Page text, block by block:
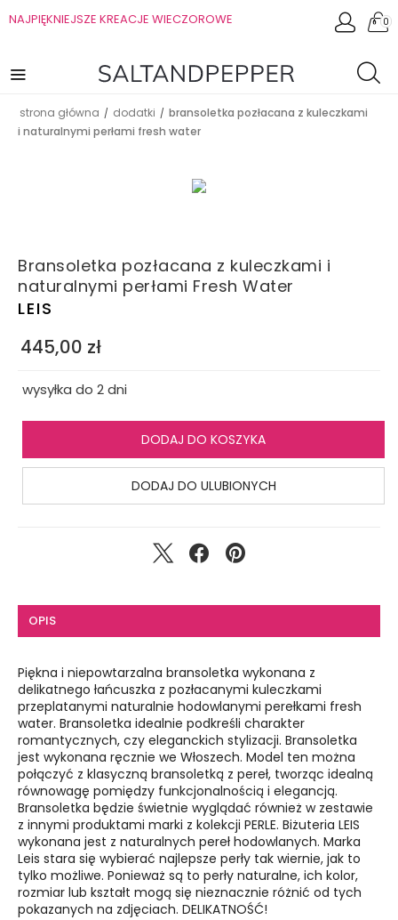
NAJPIĘKNIEJSZE KREACJE WIECZOROWE 0
strona główna / dodatki / bransoletka pozłacana z kuleczkami
i naturalnymi perłami fresh water
Bransoletka pozłacana z kuleczkami i
naturalnymi perłami Fresh Water
LEIS
445,00 zł
wysyłka do 2 dni
DODAJ DO KOSZYKA
DODAJ DO ULUBIONYCH
OPIS
Piękna i niepowtarzalna bransoletka wykonana z
delikatnego łańcuszka z pozłacanymi kuleczkami
przeplatanymi naturalnie hodowlanymi perełkami fresh
water. Bransoletka idealnie podkreśli charakter
romantycznych, czy eleganckich stylizacji. Bransoletka
jest wykonana ręcznie we Włoszech. Model ten można
połączyć z klasyczną bransoletką z pereł, tworząc idealną
równowagę pomiędzy funkcjonalnością i elegancją.
Bransoletka będzie świetnie wyglądać również w zestawie
z innymi produktami marki z kolekcji PERLE. Biżuteria LEIS
wykonana jest z naturalnych pereł hodowlanych. Marka
Leis stara się wybierać najlepsze perły tak wiernie, jak to
tylko możliwe. Ponieważ są to perły naturalne, ich kolor,
rozmiar lub kształt mogą się nieznacznie różnić od tych
pokazanych na zdjęciach. DELIKATNOŚĆ!